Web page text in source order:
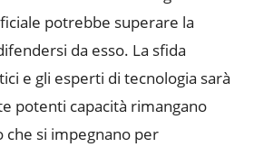
potrebbe superare la
da esso. La sfida
e gli esperti di tecnologia sarà
potenti capacità rimangano
che si impegnano per